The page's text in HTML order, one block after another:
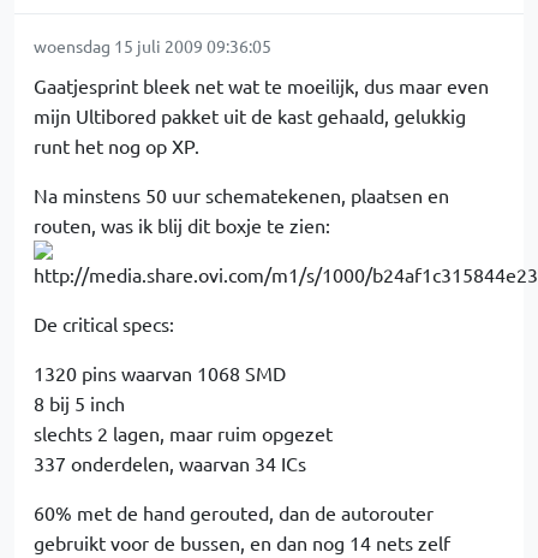
woensdag 15 juli 2009 09:36:05
Gaatjesprint bleek net wat te moeilijk, dus maar even
mijn Ultibored pakket uit de kast gehaald, gelukkig
runt het nog op XP.
Na minstens 50 uur schematekenen, plaatsen en
routen, was ik blij dit boxje te zien:
De critical specs:
1320 pins waarvan 1068 SMD
8 bij 5 inch
slechts 2 lagen, maar ruim opgezet
337 onderdelen, waarvan 34 ICs
60% met de hand gerouted, dan de autorouter
gebruikt voor de bussen, en dan nog 14 nets zelf